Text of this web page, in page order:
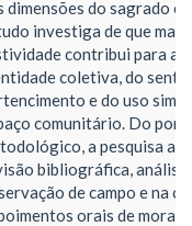
dimensões do sagrado e
investiga de que
contribui para a
coletiva, do
e do uso
comunitário. Do
a pesquisa
bibliográfica, análise
de campo e na
orais de